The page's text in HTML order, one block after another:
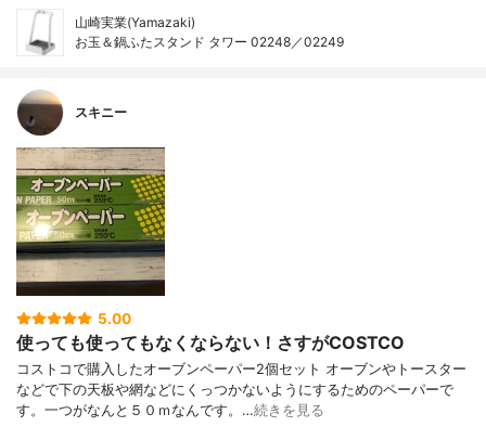
山崎実業(Yamazaki)
お玉＆鍋ふたスタンド タワー 02248／02249
スキニー
5.00
使っても使ってもなくならない！さすがCOSTCO
コストコで購入したオーブンペーパー2個セット オーブンやトースター
などで下の天板や網などにくっつかないようにするためのペーパーで
す。一つがなんと５０ｍなんです。…続きを見る